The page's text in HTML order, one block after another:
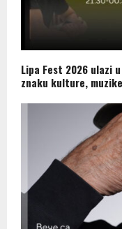
Lipa Fest 2026 ulazi
znaku kulture,